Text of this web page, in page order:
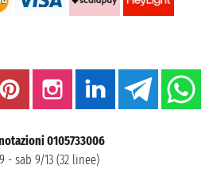
0105733006
- sab 9/13 (32 linee)